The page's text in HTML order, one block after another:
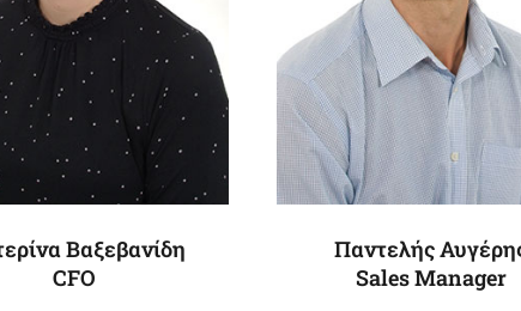
Βαξεβανίδη
CFO
Παντελής
Sales Manager